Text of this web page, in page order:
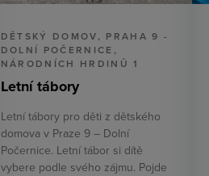
DĚTSKÝ DOMOV, PRAHA 9 -
DOLNÍ POČERNICE,
NÁRODNÍCH HRDINŮ 1
Letní tábory
Letní tábory pro děti z dětského
domova v Praze 9 – Dolní
Počernice. Letní tábor si dítě
vybere podle svého zájmu. Pojde